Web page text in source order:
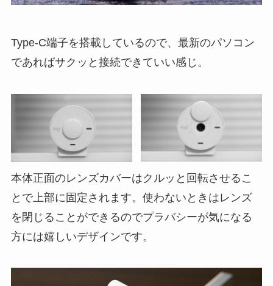
Type-C端子を搭載しているので、最新のパソコン
であればサクッと接続できていい感じ。
本体正面のレンズカバーはクルッと回転させるこ
とで上部に固定されます。使わないときはレンズ
を閉じることができるのでプラバシーが気になる
方には嬉しいデザインです。